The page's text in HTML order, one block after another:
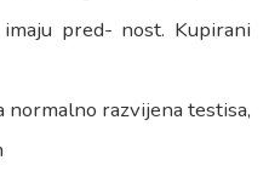
pred- nost. Kupirani
normalno razvijena testisa,